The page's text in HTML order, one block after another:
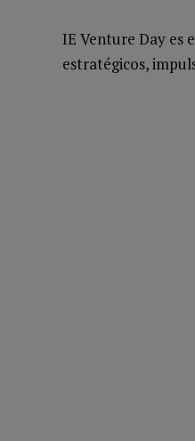
IE Venture Day es
estratégicos,